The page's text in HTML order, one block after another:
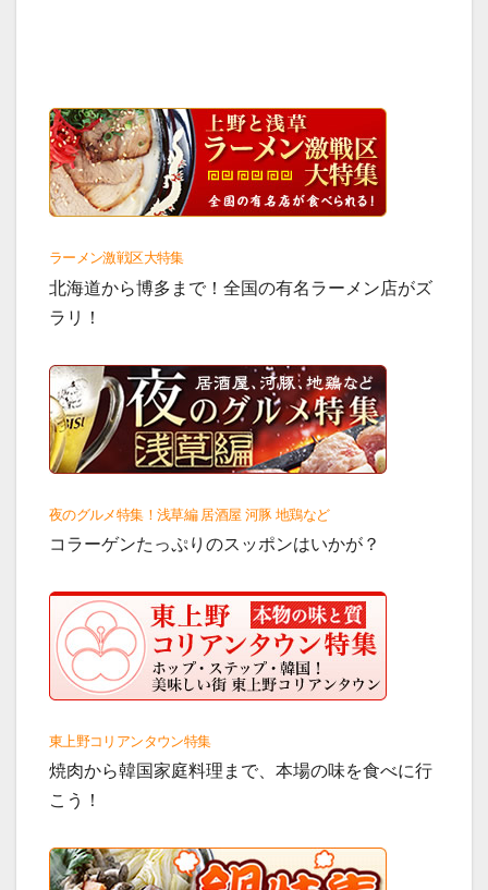
ラーメン激戦区大特集
北海道から博多まで！全国の有名ラーメン店がズ
ラリ！
夜のグルメ特集！浅草編 居酒屋 河豚 地鶏など
コラーゲンたっぷりのスッポンはいかが？
東上野コリアンタウン特集
焼肉から韓国家庭料理まで、本場の味を食べに行
こう！